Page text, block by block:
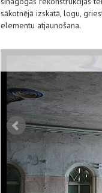
sākotnējā izskatā, logu,
elementu atjaunošana.